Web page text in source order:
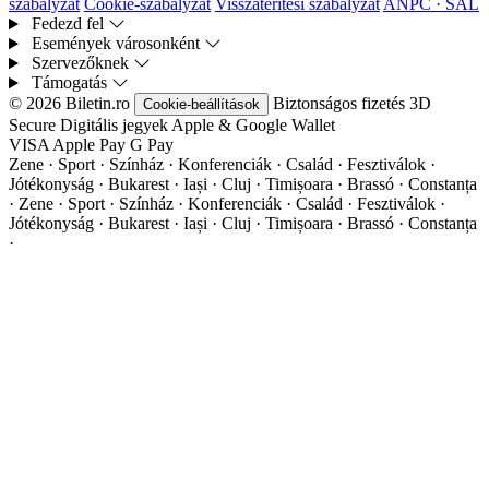
szabályzat Cookie-szabályzat Visszatérítési szabályzat ANPC · SAL
Fedezd fel
Események városonként
Szervezőknek
Támogatás
© 2026 Biletin.ro
Cookie-beállítások Biztonságos fizetés 3D
Secure Digitális jegyek Apple & Google Wallet
VISA Apple Pay G Pay
Zene · Sport · Színház · Konferenciák · Család · Fesztiválok ·
Jótékonyság · Bukarest · Iași · Cluj · Timișoara · Brassó · Constanța
· Zene · Sport · Színház · Konferenciák · Család · Fesztiválok ·
Jótékonyság · Bukarest · Iași · Cluj · Timișoara · Brassó · Constanța
·